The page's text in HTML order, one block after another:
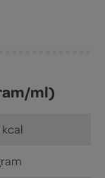
ml)